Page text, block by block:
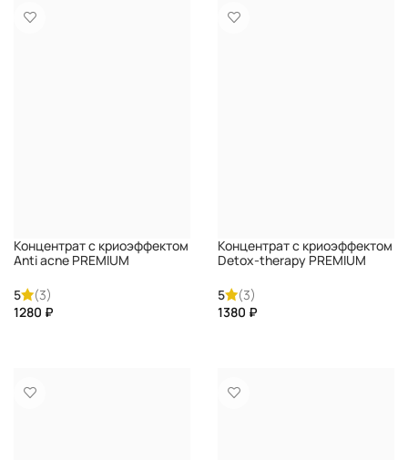
Концентрат с криоэффектом
Anti acne PREMIUM
5
(3)
₽
Концентрат с криоэффектом
Detox-therapy PREMIUM
5
(3)
₽